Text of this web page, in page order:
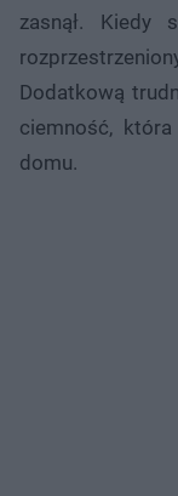
zasnął. Kiedy
Dodatkową
ciemność,
domu.